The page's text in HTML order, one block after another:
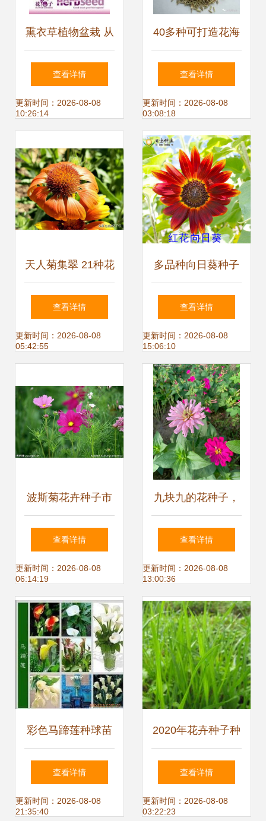
熏衣草植物盆栽 从
选购种子到养护全
攻略
查看详情
更新时间：2026-08-08
10:26:14
40多种可打造花海
花田的花卉种子一
览
查看详情
更新时间：2026-08-08
03:08:18
天人菊集翠 21种花
卉种子，先睹为快
查看详情
更新时间：2026-08-08
05:42:55
多品种向日葵种子
的种植与用途指南
查看详情
更新时间：2026-08-08
15:06:10
波斯菊花卉种子市
场报价及厂家分析
查看详情
更新时间：2026-08-08
06:14:19
九块九的花种子，
是实惠还是智商
税？
查看详情
更新时间：2026-08-08
13:00:36
彩色马蹄莲种球苗
木花卉种子的种植
与养护指南
查看详情
更新时间：2026-08-08
21:35:40
2020年花卉种子种
苗价格与批发报价
详解 - 种子网花卉
查看详情
更新时间：2026-08-08
03:22:23